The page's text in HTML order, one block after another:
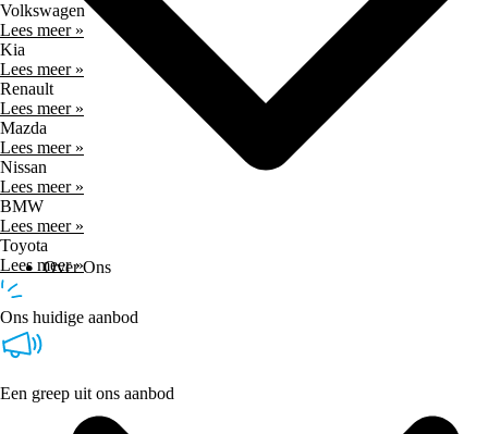
Over Ons
Volkswagen
Lees meer »
Kia
Lees meer »
Renault
Lees meer »
Mazda
Lees meer »
Nissan
Lees meer »
BMW
Lees meer »
Toyota
Lees meer »
Ons huidige aanbod
Een greep uit ons aanbod